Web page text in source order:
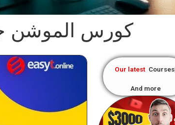
كورس الموشن
Our latest Courses
And more